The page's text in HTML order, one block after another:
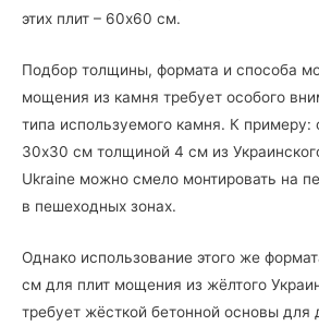
этих плит – 60х60 см.
Подбор толщины, формата и способа
мощения из камня требует особого
типа используемого камня. К примеру:
30х30 см толщиной 4 см из
Ukraine можно смело монтировать на
в пешеходных зонах.
Однако использование этого же
см для плит мощения из жёлтого
требует жёсткой бетонной основы для